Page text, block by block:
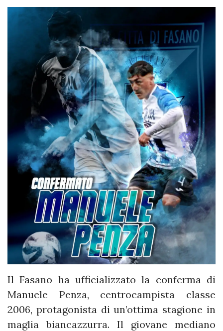
Il Fasano ha ufficializzato la conferma di
Manuele Penza, centrocampista classe
2006, protagonista di un’ottima stagione in
maglia biancazzurra. Il giovane mediano